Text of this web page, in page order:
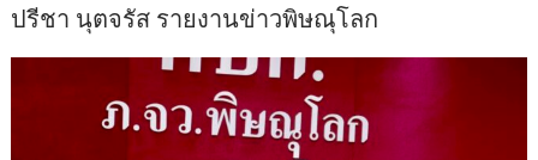
ปรีชา นุตจรัส รายงานข่าวพิษณุโลก